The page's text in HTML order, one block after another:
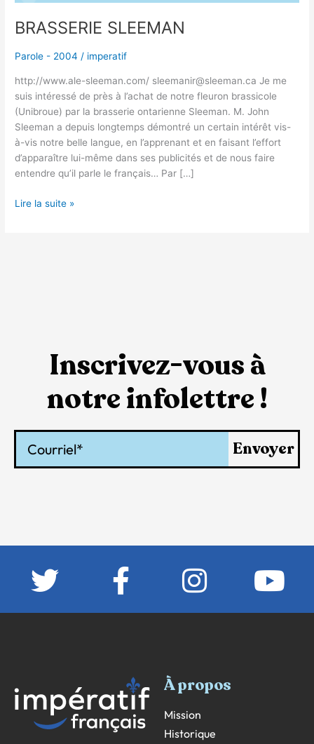
BRASSERIE SLEEMAN
Parole - 2004 / imperatif
http://www.ale-sleeman.com/ sleemanir@sleeman.ca Je me
suis intéressé de près à l’achat de notre fleuron brassicole
(Unibroue) par la brasserie ontarienne Sleeman. M. John
Sleeman a depuis longtemps démontré un certain intérêt vis-
à-vis notre belle langue, en l’apprenant et en faisant l’effort
d’apparaître lui-même dans ses publicités et de nous faire
entendre qu’il parle le français… Par […]
Lire la suite »
Inscrivez-vous à
notre infolettre !
Envoyer
À propos
Mission
Historique